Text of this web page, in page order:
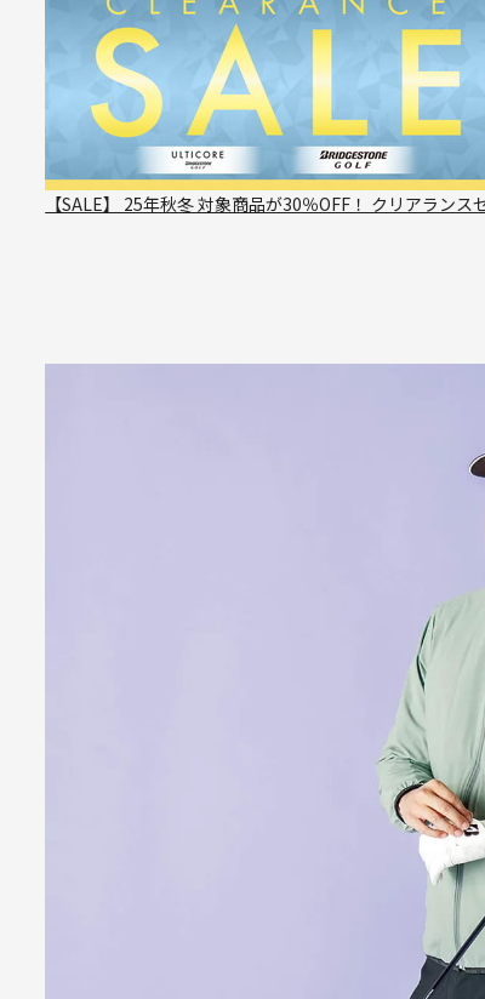
【SALE】 25年秋冬 対象商品が30％OFF！ クリアランス